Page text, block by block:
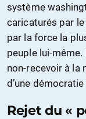
système
caricaturés par
par la force la
peuple lui-
non-recevoir à la
d’une
Rejet du «